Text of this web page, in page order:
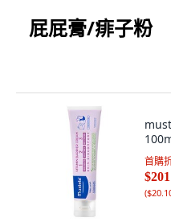
屁屁膏/痱子粉
首購
$201
(